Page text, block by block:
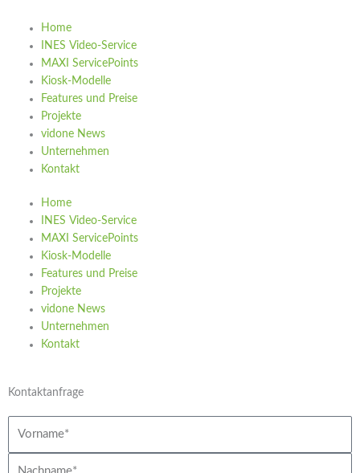
n
k
e
d
i
n
u
t
u
b
e
Home
INES Video-Service
MAXI ServicePoints
Kiosk-Modelle
Features und Preise
Projekte
vidone News
Unternehmen
Kontakt
Home
INES Video-Service
MAXI ServicePoints
Kiosk-Modelle
Features und Preise
Projekte
vidone News
Unternehmen
Kontakt
Kontaktanfrage